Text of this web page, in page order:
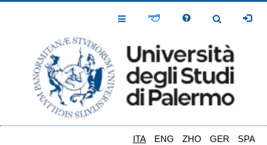
Toggle
Toggle
ITA ENG ZHO GER SPA